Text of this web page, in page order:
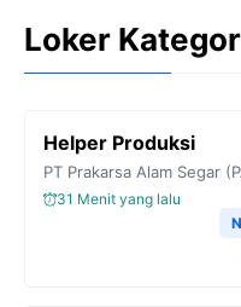
Loker
Helper Produksi
PT Prakarsa Alam Segar
31 Menit yang lalu